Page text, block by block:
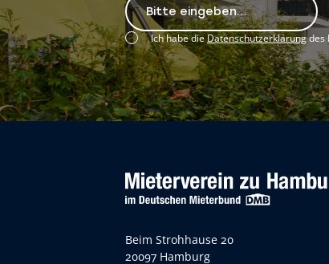
Ich habe dieDatenschutzerklärungdes
Beim Strohhause 20
20097 Hamburg